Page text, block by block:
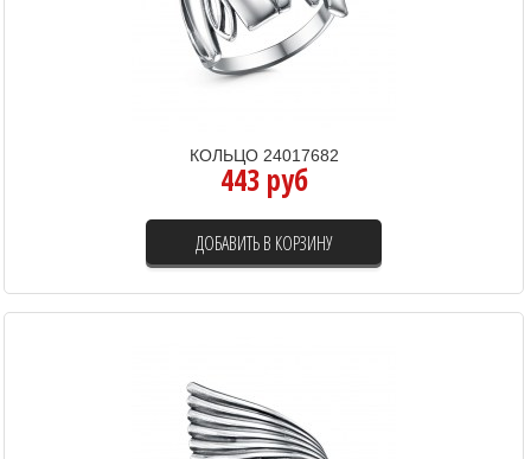
КОЛЬЦО 24017682
443 руб
ДОБАВИТЬ В КОРЗИНУ